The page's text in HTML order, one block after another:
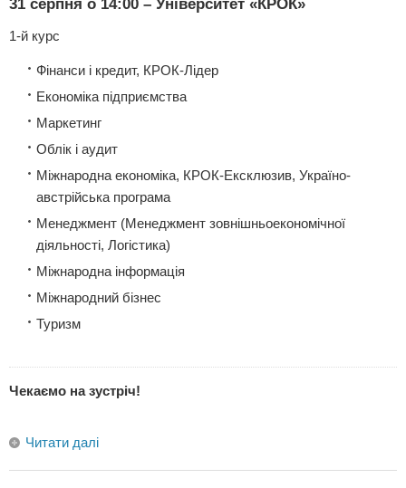
31 серпня о 14:00 – Університет «КРОК»
1-й курс
Фінанси і кредит, КРОК-Лідер
Економіка підприємства
Маркетинг
Облік і аудит
Міжнародна економіка, КРОК-Ексклюзив, Україно-
австрійська програма
Менеджмент (Менеджмент зовнішньоекономічної
діяльності, Логістика)
Міжнародна інформація
Міжнародний бізнес
Туризм
Чекаємо на зустріч!
Читати далі